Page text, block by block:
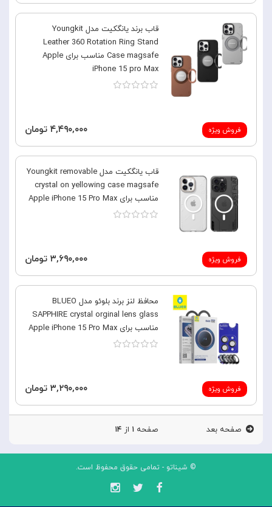
فروش ویژه
قاب برند یانگکیت مدل Youngkit
Leather 360 Rotation Ring Stand
Case magsafe مناسب برای Apple
iPhone 15 pro Max
۴,۴۹۰,۰۰۰ تومان
فروش ویژه
قاب یانگکیت مدل Youngkit removable
crystal on yellowing case magsafe
مناسب برای Apple iPhone 15 Pro Max
۳,۶۹۰,۰۰۰ تومان
فروش ویژه
محافظ لنز برند بلوئو مدل BLUEO
SAPPHIRE crystal orginal lens glass
مناسب برای Apple iPhone 15 Pro Max
۳,۲۹۰,۰۰۰ تومان
صفحه بعد صفحه۱ از ۱۴
© شیناتو - تمامی حقوق محفوظ است.